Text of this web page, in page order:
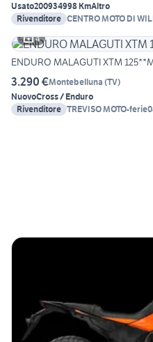
Usato200934998 KmAltro
Rivenditore CENTRO MOTO DI
4
ENDURO MALAGUTI XTM
3.290 €Montebelluna (TV)
NuovoCross / Enduro
Rivenditore TREVISO MOTO-